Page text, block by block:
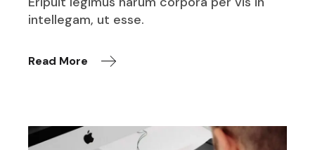
intellegam, ut esse.
Read More